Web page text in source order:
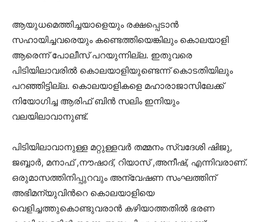
ആയുധമെത്തിച്ചയാളെയും രക്ഷപ്പെടാൻ
സഹായിച്ചവരെയും കണ്ടെത്തിയെങ്കിലും കൊലയാളി
ആരെന്ന് പോലീസ് പറയുന്നില്ല. ഇതുവരെ
പിടിയിലാവരില്‍ കൊലയാളിയുണ്ടെന്ന് കൊടതിയിലും
പറഞ്ഞിട്ടില്ല. കൊലയാളികളെ മഹാരാജാസിലേക്ക്
നിയോഗിച്ച ആരിഫ് ബിന്‍ സലിം ഇനിയും
വലയിലാവാനുണ്ട്.
പിടിയിലാവാനുള്ള മറ്റുള്ളവര്‍ തമ്മനം സ്വദേശി ഷിജു,
ജബ്ബാർ, മനാഫ് ,നൗഷാദ്, റിയാസ് ,അനീഷ്, എന്നിവരാണ്.
ഒരുമാസത്തിനിപ്പുറവും അന്വേഷണ സംഘത്തിന്
അഭിമന്യുവിന്‍റെ കൊലയാളിയെ
വെളിച്ചത്തുകൊണ്ടുവരാന്‍ കഴിയാത്തതില്‍ ഭരണ